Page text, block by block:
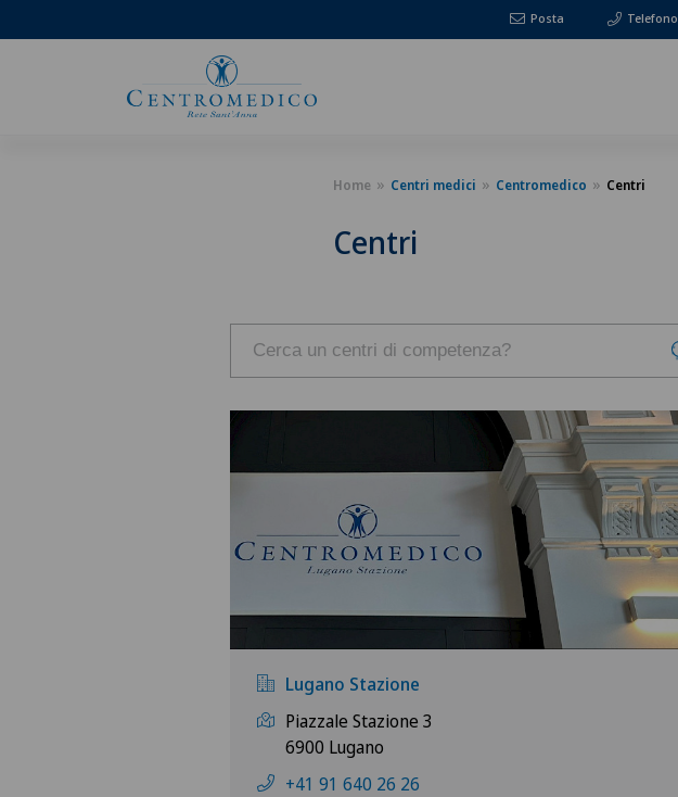
Posta Telefono
Home Centri medici Centromedico Centri
Centri
Lugano Stazione
Piazzale Stazione 3
6900 Lugano
+41 91 640 26 26